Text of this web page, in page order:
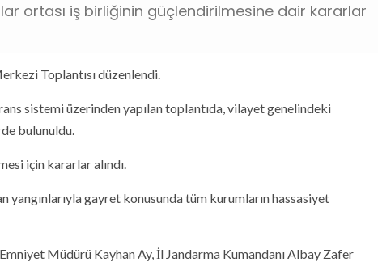
ortası iş birliğinin güçlendirilmesine dair kararlar
Toplantısı düzenlendi.
sistemi üzerinden yapılan toplantıda, vilayet genelindeki
bulunuldu.
için kararlar alındı.
yangınlarıyla gayret konusunda tüm kurumların hassasiyet
Müdürü Kayhan Ay, İl Jandarma Kumandanı Albay Zafer